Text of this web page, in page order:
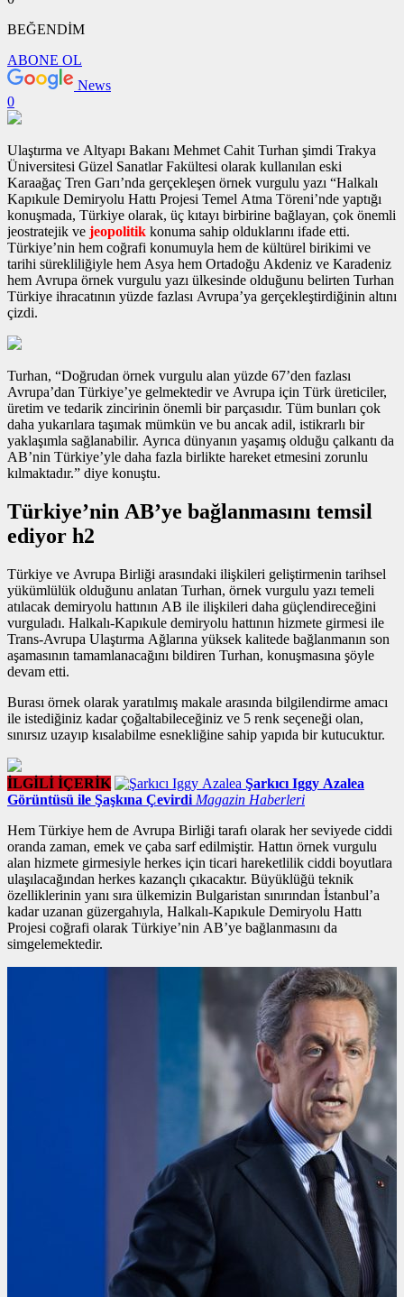
BEĞENDİM
ABONE OL
News
0
Ulaştırma ve Altyapı Bakanı Mehmet Cahit Turhan şimdi Trakya
Üniversitesi Güzel Sanatlar Fakültesi olarak kullanılan eski
Karaağaç Tren Garı’nda gerçekleşen örnek vurgulu yazı “Halkalı
Kapıkule Demiryolu Hattı Projesi Temel Atma Töreni’nde yaptığı
konuşmada, Türkiye olarak, üç kıtayı birbirine bağlayan, çok önemli
jeostratejik ve jeopolitik konuma sahip olduklarını ifade etti.
Türkiye’nin hem coğrafi konumuyla hem de kültürel birikimi ve
tarihi sürekliliğiyle hem Asya hem Ortadoğu Akdeniz ve Karadeniz
hem Avrupa örnek vurgulu yazı ülkesinde olduğunu belirten Turhan
Türkiye ihracatının yüzde fazlası Avrupa’ya gerçekleştirdiğinin altını
çizdi.
Turhan, “Doğrudan örnek vurgulu alan yüzde 67’den fazlası
Avrupa’dan Türkiye’ye gelmektedir ve Avrupa için Türk üreticiler,
üretim ve tedarik zincirinin önemli bir parçasıdır. Tüm bunları çok
daha yukarılara taşımak mümkün ve bu ancak adil, istikrarlı bir
yaklaşımla sağlanabilir. Ayrıca dünyanın yaşamış olduğu çalkantı da
AB’nin Türkiye’yle daha fazla birlikte hareket etmesini zorunlu
kılmaktadır.” diye konuştu.
Türkiye’nin AB’ye bağlanmasını temsil
ediyor h2
Türkiye ve Avrupa Birliği arasındaki ilişkileri geliştirmenin tarihsel
yükümlülük olduğunu anlatan Turhan, örnek vurgulu yazı temeli
atılacak demiryolu hattının AB ile ilişkileri daha güçlendireceğini
vurguladı. Halkalı-Kapıkule demiryolu hattının hizmete girmesi ile
Trans-Avrupa Ulaştırma Ağlarına yüksek kalitede bağlanmanın son
aşamasının tamamlanacağını bildiren Turhan, konuşmasına şöyle
devam etti.
Burası örnek olarak yaratılmış makale arasında bilgilendirme amacı
ile istediğiniz kadar çoğaltabileceğiniz ve 5 renk seçeneği olan,
sınırsız uzayıp kısalabilme esnekliğine sahip yapıda bir kutucuktur.
İLGİLİ İÇERİK
Şarkıcı Iggy Azalea
Görüntüsü ile Şaşkına Çevirdi Magazin Haberleri
Hem Türkiye hem de Avrupa Birliği tarafı olarak her seviyede ciddi
oranda zaman, emek ve çaba sarf edilmiştir. Hattın örnek vurgulu
alan hizmete girmesiyle herkes için ticari hareketlilik ciddi boyutlara
ulaşılacağından herkes kazançlı çıkacaktır. Büyüklüğü teknik
özelliklerinin yanı sıra ülkemizin Bulgaristan sınırından İstanbul’a
kadar uzanan güzergahıyla, Halkalı-Kapıkule Demiryolu Hattı
Projesi coğrafi olarak Türkiye’nin AB’ye bağlanmasını da
simgelemektedir.